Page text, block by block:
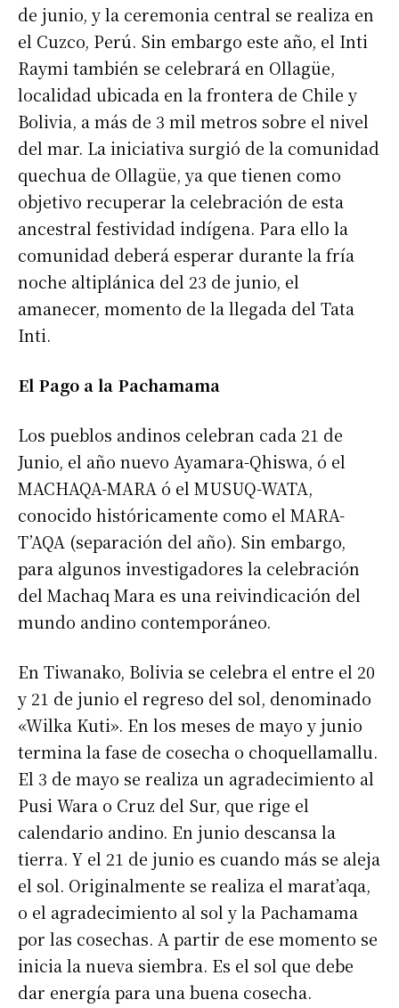
de junio, y la ceremonia central se realiza en
el Cuzco, Perú. Sin embargo este año, el Inti
Raymi también se celebrará en Ollagüe,
localidad ubicada en la frontera de Chile y
Bolivia, a más de 3 mil metros sobre el nivel
del mar. La iniciativa surgió de la comunidad
quechua de Ollagüe, ya que tienen como
objetivo recuperar la celebración de esta
ancestral festividad indígena. Para ello la
comunidad deberá esperar durante la fría
noche altiplánica del 23 de junio, el
amanecer, momento de la llegada del Tata
Inti.
El Pago a la Pachamama
Los pueblos andinos celebran cada 21 de
Junio, el año nuevo Ayamara-Qhiswa, ó el
MACHAQA-MARA ó el MUSUQ-WATA,
conocido históricamente como el MARA-
T’AQA (separación del año). Sin embargo,
para algunos investigadores la celebración
del Machaq Mara es una reivindicación del
mundo andino contemporáneo.
En Tiwanako, Bolivia se celebra el entre el 20
y 21 de junio el regreso del sol, denominado
«Wilka Kuti». En los meses de mayo y junio
termina la fase de cosecha o choquellamallu.
El 3 de mayo se realiza un agradecimiento al
Pusi Wara o Cruz del Sur, que rige el
calendario andino. En junio descansa la
tierra. Y el 21 de junio es cuando más se aleja
el sol. Originalmente se realiza el marat’aqa,
o el agradecimiento al sol y la Pachamama
por las cosechas. A partir de ese momento se
inicia la nueva siembra. Es el sol que debe
dar energía para una buena cosecha.